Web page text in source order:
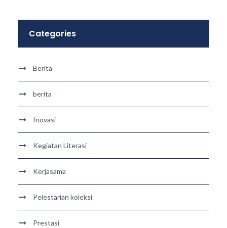
Categories
Berita
berita
Inovasi
Kegiatan Literasi
Kerjasama
Pelestarian koleksi
Prestasi